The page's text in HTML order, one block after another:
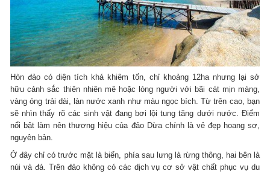
Hòn đảo có diện tích khá khiêm tốn, chỉ khoảng 12ha nhưng lại sở
hữu cảnh sắc thiên nhiên mê hoặc lòng người với bãi cát mịn màng,
vàng óng trải dài, làn nước xanh như màu ngọc bích. Từ trên cao, bạn
sẽ nhìn thấy rõ các sinh vật đang bơi lội tung tăng dưới nước. Điểm
nổi bật làm nên thương hiệu của đảo Dừa chính là vẻ đẹp hoang sơ,
nguyên bản.
Ở đây chỉ có trước mặt là biển, phía sau lưng là rừng thông, hai bên là
núi và đá. Trên đảo không có các dịch vụ cơ sở vật chất phục vụ du